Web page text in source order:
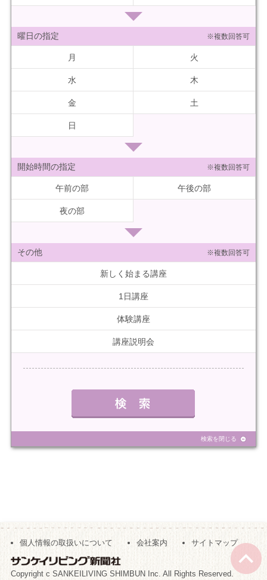
曜日の指定 ※複数回答可
月 火
水 木
金 土
日
開始時間の指定 ※複数回答可
午前の部 午後の部
夜の部
その他 ※複数回答可
新しく始まる講座
1日講座
体験講座
講座説明会
検索を閉じる
個人情報の取扱いについて 会社案内 サイトマップ
Copyright c SANKEILIVING SHIMBUN Inc. All Rights Reserved.